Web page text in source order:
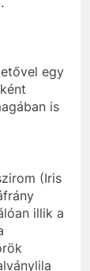
egy
is
(Iris
illik a